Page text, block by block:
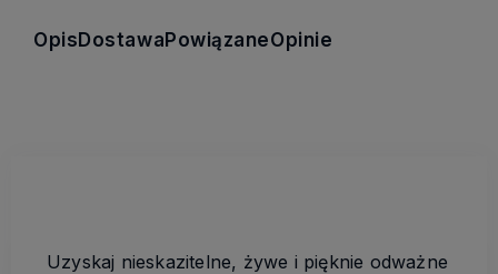
OpisDostawaPowiązaneOpinie
Uzyskaj nieskazitelne, żywe i pięknie odważne